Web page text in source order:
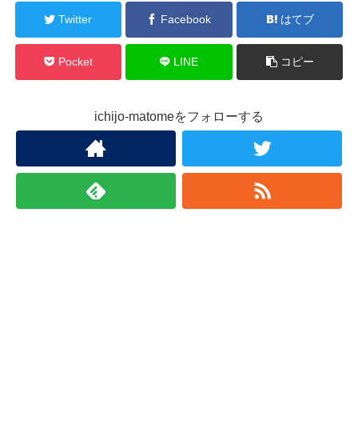
Twitter Facebook はてブ
Pocket LINE コピー
ichijo-matomeをフォローする